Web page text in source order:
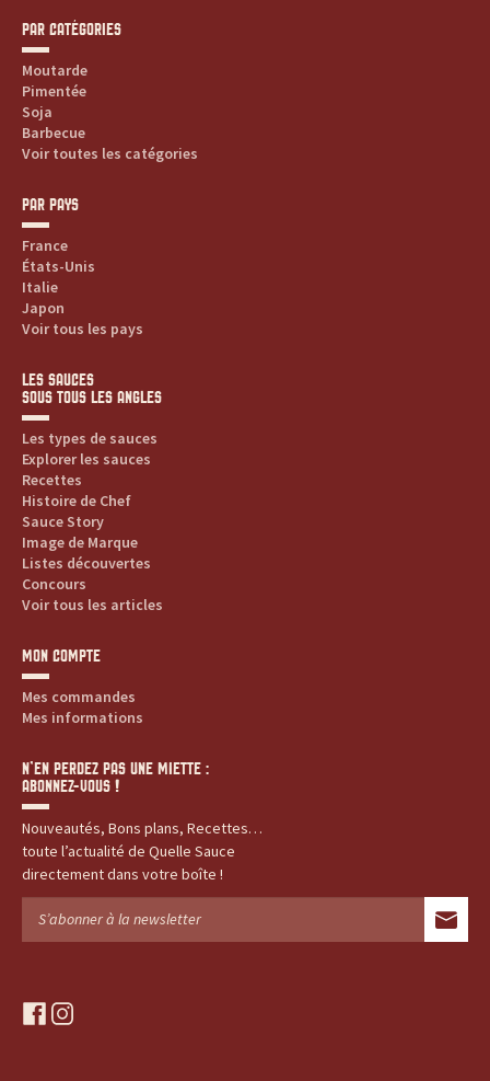
o
e
.
PAR CATÉGORIES
Moutarde
Pimentée
Soja
Barbecue
Voir toutes les catégories
PAR PAYS
France
États-Unis
Italie
Japon
Voir tous les pays
LES SAUCES
SOUS TOUS LES ANGLES
Les types de sauces
Explorer les sauces
Recettes
Histoire de Chef
Sauce Story
Image de Marque
Listes découvertes
Concours
Voir tous les articles
MON COMPTE
Mes commandes
Mes informations
N’EN PERDEZ PAS UNE MIETTE :
ABONNEZ-VOUS !
Nouveautés, Bons plans, Recettes…
toute l’actualité de Quelle Sauce
directement dans votre boîte !
f